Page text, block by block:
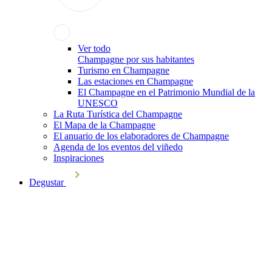
Ver todo
Champagne por sus habitantes
Turismo en Champagne
Las estaciones en Champagne
El Champagne en el Patrimonio Mundial de la
UNESCO
La Ruta Turística del Champagne
El Mapa de la Champagne
El anuario de los elaboradores de Champagne
Agenda de los eventos del viñedo
Inspiraciones
Degustar